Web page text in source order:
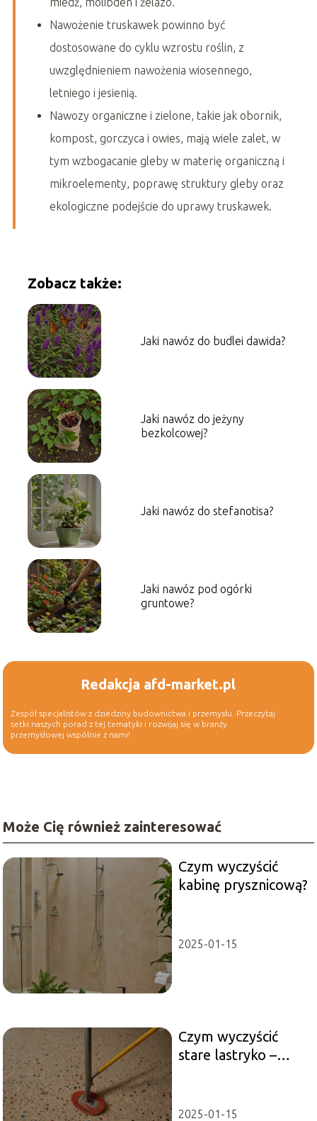
Nawożenie truskawek powinno być
dostosowane do cyklu wzrostu roślin, z
uwzględnieniem nawożenia wiosennego,
letniego i jesienią.
Nawozy organiczne i zielone, takie jak obornik,
kompost, gorczyca i owies, mają wiele zalet, w
tym wzbogacanie gleby w materię organiczną i
mikroelementy, poprawę struktury gleby oraz
ekologiczne podejście do uprawy truskawek.
Zobacz także:
Jaki nawóz do budlei dawida?
Jaki nawóz do jeżyny
bezkolcowej?
Jaki nawóz do stefanotisa?
Jaki nawóz pod ogórki
gruntowe?
Redakcja afd-market.pl
Zespół specjalistów z dziedziny budownictwa i przemysłu. Przeczytaj
setki naszych porad z tej tematyki i rozwijaj się w branży
przemysłowej wspólnie z nami!
Może Cię również zainteresować
Czym wyczyścić
kabinę prysznicową?
2025-01-15
Czym wyczyścić
stare lastryko –
2025-01-15